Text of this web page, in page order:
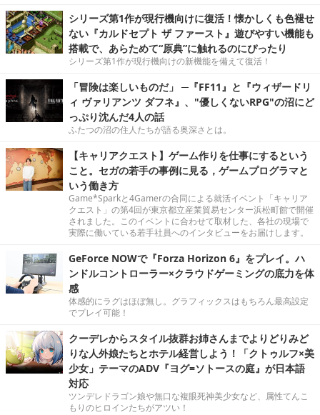
シリーズ第1作が現行機向けに復活！懐かしくも色褪せ
ない『カルドセプト ザ ファースト』遊びやすい機能も
搭載で、あらためて“原典”に触れるのにぴったり
シリーズ第1作が現行機向けの新機能を備えて復活！
「冒険は楽しいものだ」 ─『FF11』と『ウィザードリ
ィ ヴァリアンツ ダフネ』、"優しくないRPG"の沼にど
っぷり沈んだ4人の話
ふたつの沼の住人たちが語る奥深さとは。
【キャリアクエスト】ゲーム作りを仕事にするという
こと。セガの若手の事例に見る，ゲームプログラマと
いう働き方
Game*Sparkと4Gamerの合同による就活イベント「キャリア
クエスト」の第4回が東京都立産業貿易センター浜松町館で開催
されました。このイベントに合わせて取材した、各社の現場で
実際に働いている若手社員へのインタビューをお届けします。
GeForce NOWで『Forza Horizon 6』をプレイ。ハ
ンドルコントローラー×クラウドゲーミングの底力を体
感
体感的にラグはほぼ無し。グラフィックスはもちろん最高設定
でプレイ可能！
クーデレからスタイル抜群お姉さんまでよりどりみど
りな人外娘たちとホテル経営しよう！「クトゥルフ×美
少女」テーマのADV『ヨグ=ソトースの庭』が日本語
対応
ツンデレドラゴン娘や無口な複眼死神美少女など、属性てんこ
もりのヒロインたちがアツい！